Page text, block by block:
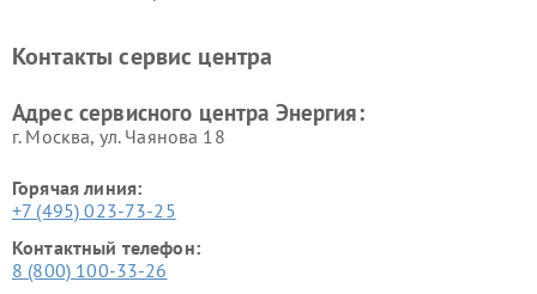
Контакты сервис центра
Адрес сервисного центра Энергия:
г. Москва, ул. Чаянова 18
Горячая линия:
+7 (495) 023-73-25
Контактный телефон:
8 (800) 100-33-26